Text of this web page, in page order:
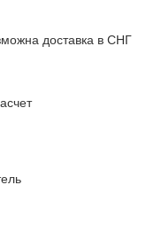
доставка в СНГ